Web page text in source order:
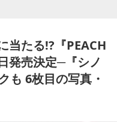
当たる!?『PEACH
発売決定─『シノ
も 6枚目の写真・